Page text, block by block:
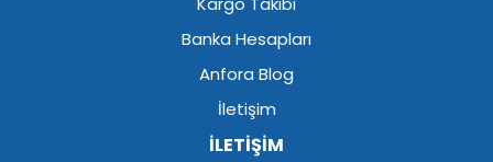
Banka Hesapları
Anfora Blog
İletişim
İLETİŞİM